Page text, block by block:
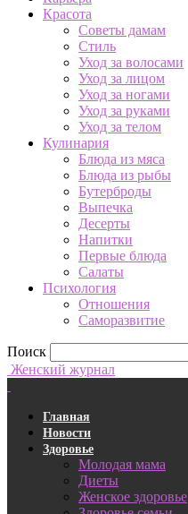
Красота
Советы дамам
Стиль
Уход за волосами
Уход за лицом
Уход за ногами
Уход за руками
Уход за телом
Кулинария
Блюда из мяса
Блюда из рыбы
Бутерброды
Выпечка
Десерты
Напитки
Первые блюда
Салаты
Психология
Отношения
Саморазвитие
Поиск
Женский журнал
Главная
Новости
Здоровье
Молодая мама
Диеты
Женское здоровье